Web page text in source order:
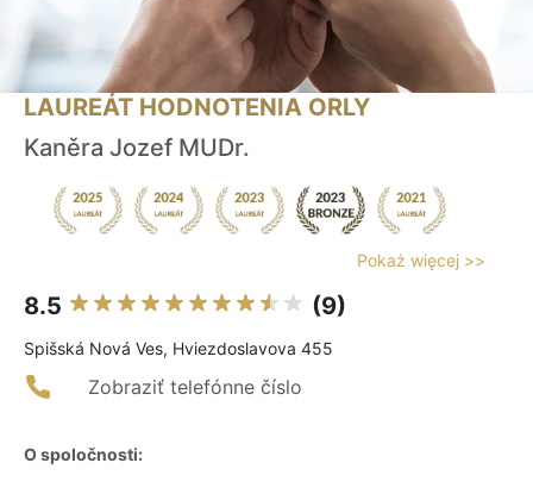
LAUREÁT HODNOTENIA ORLY
Kaněra Jozef MUDr.
Pokaż więcej >>
8.5 (9)
Spišská Nová Ves, Hviezdoslavova 455
Zobraziť telefónne číslo
O spoločnosti: